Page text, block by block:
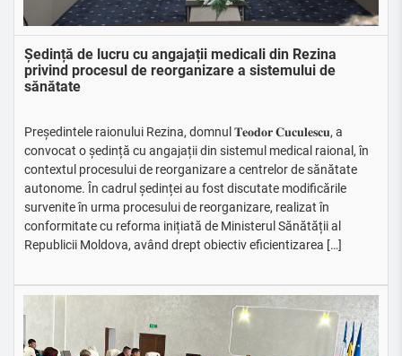
Ședință de lucru cu angajații medicali din Rezina
privind procesul de reorganizare a sistemului de
sănătate
Președintele raionului Rezina, domnul 𝐓𝐞𝐨𝐝𝐨𝐫 𝐂𝐮𝐜𝐮𝐥𝐞𝐬𝐜𝐮, a
convocat o ședință cu angajații din sistemul medical raional, în
contextul procesului de reorganizare a centrelor de sănătate
autonome. În cadrul ședinței au fost discutate modificările
survenite în urma procesului de reorganizare, realizat în
conformitate cu reforma inițiată de Ministerul Sănătății al
Republicii Moldova, având drept obiectiv eficientizarea […]